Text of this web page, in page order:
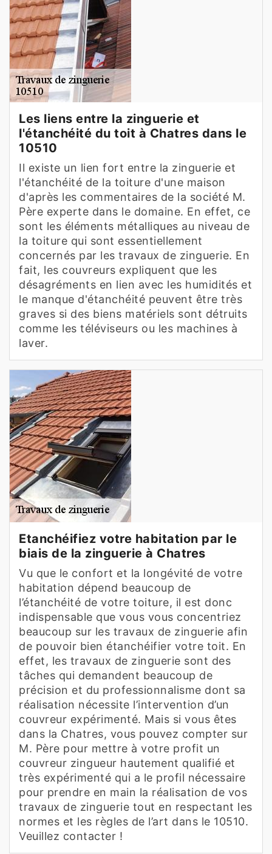
Les liens entre la zinguerie et
l'étanchéité du toit à Chatres dans le
10510
Il existe un lien fort entre la zinguerie et
l'étanchéité de la toiture d'une maison
d'après les commentaires de la société M.
Père experte dans le domaine. En effet, ce
sont les éléments métalliques au niveau de
la toiture qui sont essentiellement
concernés par les travaux de zinguerie. En
fait, les couvreurs expliquent que les
désagréments en lien avec les humidités et
le manque d'étanchéité peuvent être très
graves si des biens matériels sont détruits
comme les téléviseurs ou les machines à
laver.
Etanchéifiez votre habitation par le
biais de la zinguerie à Chatres
Vu que le confort et la longévité de votre
habitation dépend beaucoup de
l’étanchéité de votre toiture, il est donc
indispensable que vous vous concentriez
beaucoup sur les travaux de zinguerie afin
de pouvoir bien étanchéifier votre toit. En
effet, les travaux de zinguerie sont des
tâches qui demandent beaucoup de
précision et du professionnalisme dont sa
réalisation nécessite l’intervention d’un
couvreur expérimenté. Mais si vous êtes
dans la Chatres, vous pouvez compter sur
M. Père pour mettre à votre profit un
couvreur zingueur hautement qualifié et
très expérimenté qui a le profil nécessaire
pour prendre en main la réalisation de vos
travaux de zinguerie tout en respectant les
normes et les règles de l’art dans le 10510.
Veuillez contacter !